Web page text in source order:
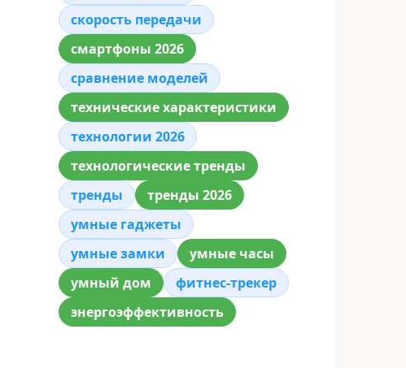
скорость передачи
смартфоны 2026
сравнение моделей
технические характеристики
технологии 2026
технологические тренды
тренды
тренды 2026
умные гаджеты
умные замки
умные часы
умный дом
фитнес-трекер
энергоэффективность